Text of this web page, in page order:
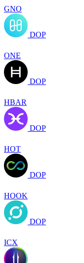
GNO
DOP
ONE
DOP
HBAR
DOP
HOT
DOP
HOOK
DOP
ICX